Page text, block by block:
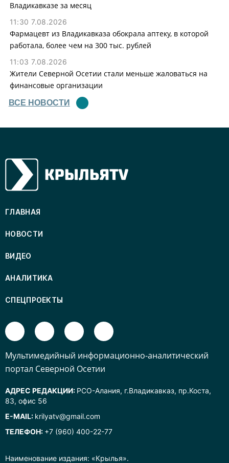
Владикавказе за месяц
11:30 7.08.2026
Фармацевт из Владикавказа обокрала аптеку, в которой
работала, более чем на 300 тыс. рублей
11:03 7.08.2026
Жители Северной Осетии стали меньше жаловаться на
финансовые организации
ВСЕ НОВОСТИ
Наименование издания: «Крылья».
ГЛАВНАЯ
НОВОСТИ
ВИДЕО
АНАЛИТИКА
СПЕЦПРОЕКТЫ
Mультимедийный информационно-аналитический
портал Северной Осетии
АДРЕС РЕДАКЦИИ: РСО-Алания, г.Владикавказ, пр.Коста,
83, офис 56
E-MAIL: krilyatv@gmail.com
ТЕЛЕФОН: +7 (960) 400-22-77